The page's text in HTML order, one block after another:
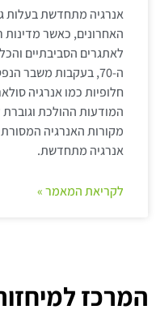
אנרגיה מתחדשת בעלות
האחרונים, כאשר מדינות
לאתגרים הסביבתיים
ה-70, בעקבות משבר
חלופיות כמו אנרגיה
המודעות ההולכת וגוברת
מקורות האנרגיה
אנרגיה מתחדשת.
לקריאת המאמר »
המרכז